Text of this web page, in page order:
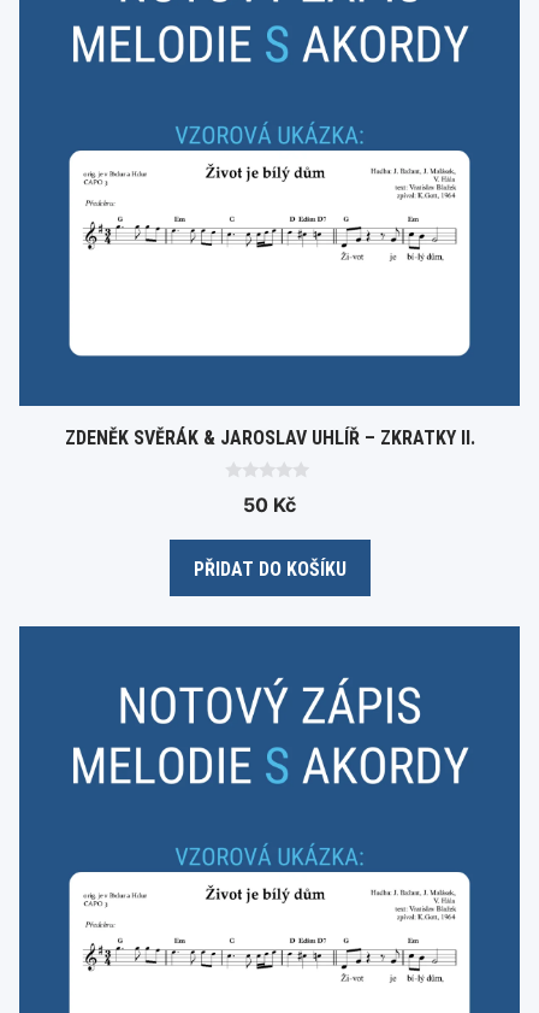
ZDENĚK SVĚRÁK & JAROSLAV UHLÍŘ – ZKRATKY II.
t
f
50 Kč
PŘIDAT DO KOŠÍKU